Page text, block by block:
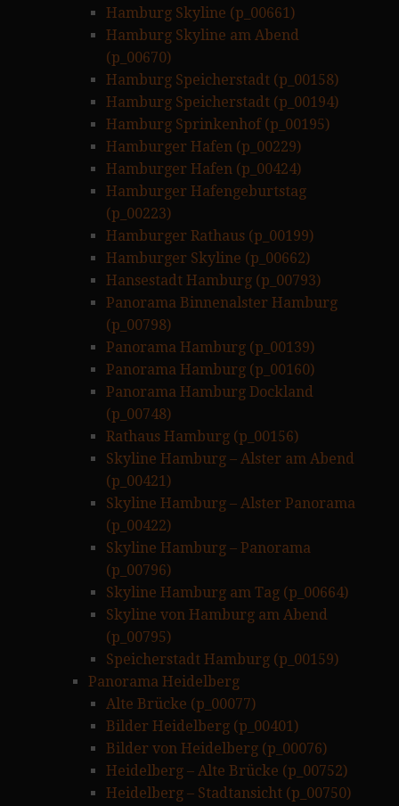
Hamburg Skyline (p_00661)
Hamburg Skyline am Abend
(p_00670)
Hamburg Speicherstadt (p_00158)
Hamburg Speicherstadt (p_00194)
Hamburg Sprinkenhof (p_00195)
Hamburger Hafen (p_00229)
Hamburger Hafen (p_00424)
Hamburger Hafengeburtstag
(p_00223)
Hamburger Rathaus (p_00199)
Hamburger Skyline (p_00662)
Hansestadt Hamburg (p_00793)
Panorama Binnenalster Hamburg
(p_00798)
Panorama Hamburg (p_00139)
Panorama Hamburg (p_00160)
Panorama Hamburg Dockland
(p_00748)
Rathaus Hamburg (p_00156)
Skyline Hamburg – Alster am Abend
(p_00421)
Skyline Hamburg – Alster Panorama
(p_00422)
Skyline Hamburg – Panorama
(p_00796)
Skyline Hamburg am Tag (p_00664)
Skyline von Hamburg am Abend
(p_00795)
Speicherstadt Hamburg (p_00159)
Panorama Heidelberg
Alte Brücke (p_00077)
Bilder Heidelberg (p_00401)
Bilder von Heidelberg (p_00076)
Heidelberg – Alte Brücke (p_00752)
Heidelberg – Stadtansicht (p_00750)